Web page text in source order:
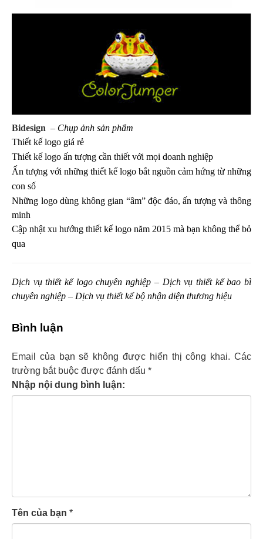
Bidesign – Chụp ảnh sản phẩm
Thiết kế logo giá rẻ
Thiết kế logo ấn tượng cần thiết với mọi doanh nghiệp
Ấn tượng với những thiết kế logo bắt nguồn cảm hứng từ những
con số
Những logo dùng không gian “âm” độc đáo, ấn tượng và thông
minh
Cập nhật xu hướng thiết kế logo năm 2015 mà bạn không thể bỏ
qua
Dịch vụ thiết kế logo chuyên nghiệp – Dịch vụ thiết kế bao bì
chuyên nghiệp – Dịch vụ thiết kế bộ nhận diện thương hiệu
Bình luận
Email của bạn sẽ không được hiển thị công khai. Các
trường bắt buộc được đánh dấu *
Nhập nội dung bình luận:
Tên của bạn *